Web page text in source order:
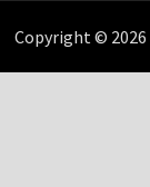
Copyright © 2026